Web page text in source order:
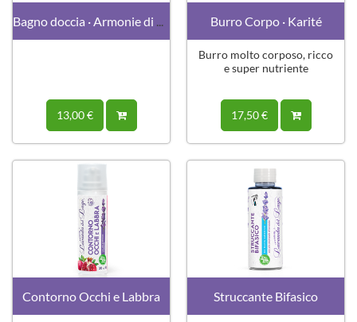
13,00 €
Burro Corpo · Karité
Burro molto corposo, ricco
e super nutriente
17,50 €
Contorno Occhi e Labbra Struccante Bifasico